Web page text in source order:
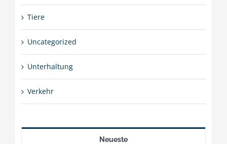
Tiere
Uncategorized
Unterhaltung
Verkehr
Neueste